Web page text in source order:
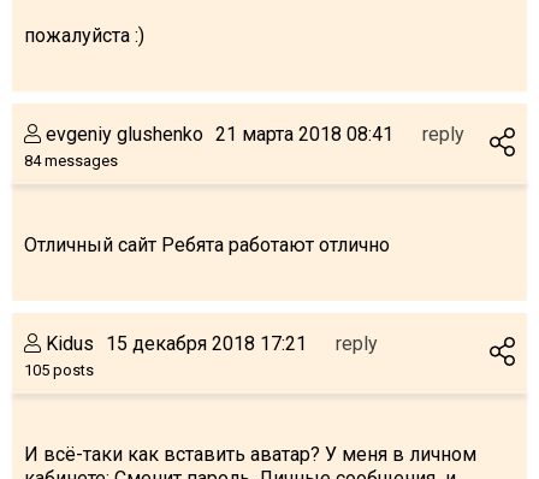
пожалуйста :)
evgeniy glushenko
84 messages
21 марта 2018 08:41 reply
Отличный сайт Ребята работают отлично
Kidus
105 posts
15 декабря 2018 17:21 reply
И всё-таки как вставить аватар? У меня в личном